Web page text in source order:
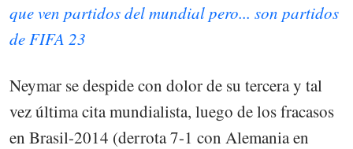
que ven partidos del mundial pero... son partidos
de FIFA 23
Neymar se despide con dolor de su tercera y tal
vez última cita mundialista, luego de los fracasos
en Brasil-2014 (derrota 7-1 con Alemania en